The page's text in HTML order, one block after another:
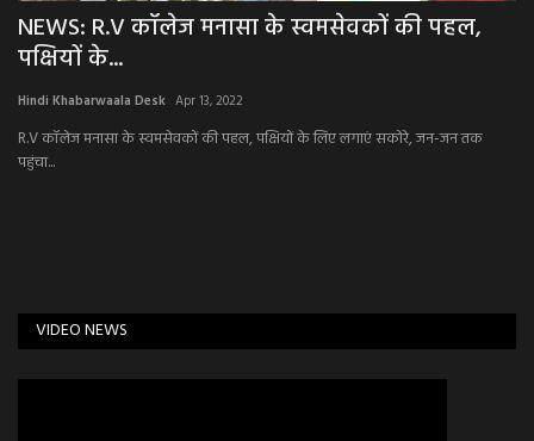
Gallery
NEWS: R.V कॉलेज मनासा के स्वमसेवकों की पहल,
पक्षियों के...
Hindi Khabarwaala Desk Apr 13, 2022
R.V कॉलेज मनासा के स्वमसेवकों की पहल, पक्षियों के लिए लगाएं सकोरे, जन-जन तक
पहुंचा...
VIDEO NEWS